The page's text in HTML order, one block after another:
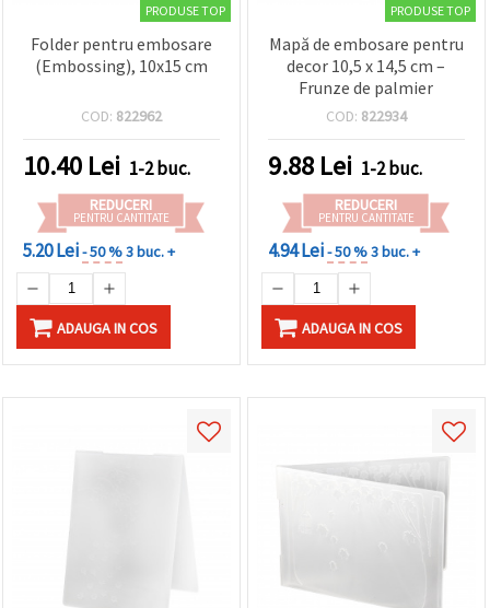
PRODUSE TOP
Folder pentru embosare
(Embossing), 10x15 cm
COD: 822962
10.40 Lei 1-2 buc.
REDUCERI
PENTRU CANTITATE
5.20 Lei- 50 %3 buc. +
ADAUGA IN COS
PRODUSE TOP
Mapă de embosare pentru
decor 10,5 x 14,5 cm –
Frunze de palmier
COD: 822934
9.88 Lei 1-2 buc.
REDUCERI
PENTRU CANTITATE
4.94 Lei- 50 %3 buc. +
ADAUGA IN COS